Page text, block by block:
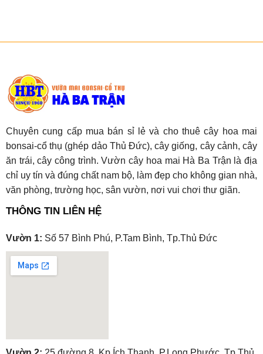
Chuyên cung cấp mua bán sỉ lẻ và cho thuê cây hoa mai
bonsai-cổ thụ (ghép dảo Thủ Đức), cây giống, cây cảnh, cây
ăn trái, cây công trình. Vườn cây hoa mai Hà Ba Trận là địa
chỉ uy tín và đúng chất nam bộ, làm đẹp cho không gian nhà,
văn phòng, trường học, sân vườn, nơi vui chơi thư giãn.
THÔNG TIN LIÊN HỆ
Vườn 1: Số 57 Bình Phú, P.Tam Bình, Tp.Thủ Đức
embedgooglemap.net